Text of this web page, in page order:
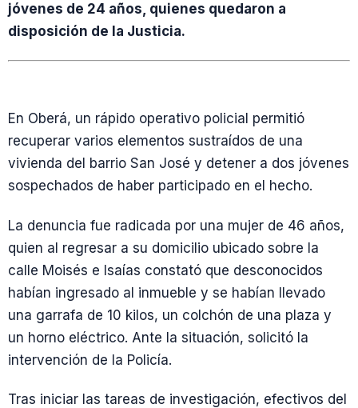
jóvenes de 24 años, quienes quedaron a
disposición de la Justicia.
En Oberá, un rápido operativo policial permitió
recuperar varios elementos sustraídos de una
vivienda del barrio San José y detener a dos jóvenes
sospechados de haber participado en el hecho.
La denuncia fue radicada por una mujer de 46 años,
quien al regresar a su domicilio ubicado sobre la
calle Moisés e Isaías constató que desconocidos
habían ingresado al inmueble y se habían llevado
una garrafa de 10 kilos, un colchón de una plaza y
un horno eléctrico. Ante la situación, solicitó la
intervención de la Policía.
Tras iniciar las tareas de investigación, efectivos del